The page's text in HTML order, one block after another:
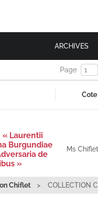
ARCHIVES
Page
Cote
« Laurentii
Burgundiae
de
»
Ms
Chiflet COLLECTION